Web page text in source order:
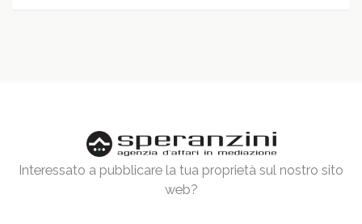
Interessato a pubblicare la tua proprietà sul nostro sito
web?